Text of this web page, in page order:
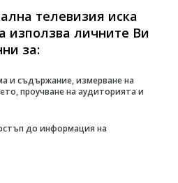
на НДК от 21
телевизия иска
използва личните Ви
за:
и съдържание, измерване на
проучване на аудиторията и
до информация на